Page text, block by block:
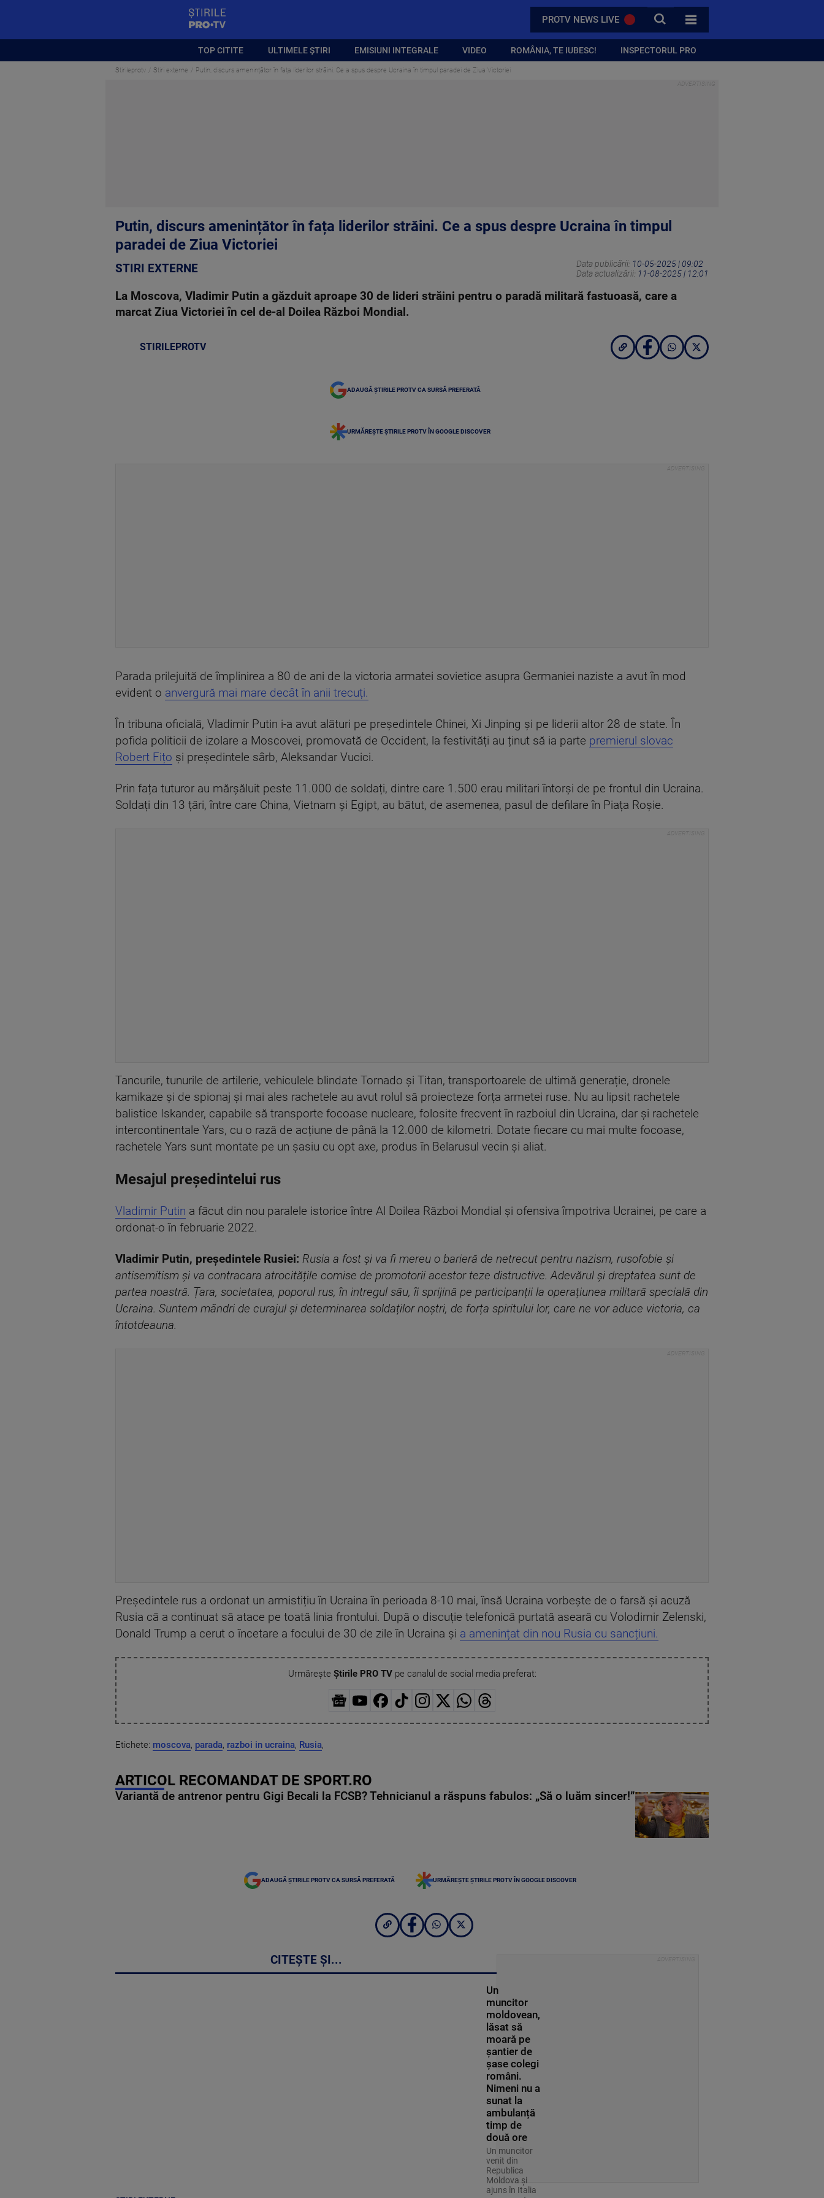
PROTV NEWS LIVE CAUTA
TOATE CATEGORIILE
TOP CITITE ULTIMELE ȘTIRI EMISIUNI INTEGRALE VIDEO ROMÂNIA, TE IUBESC! INSPECTORUL PRO
Stirileprotv Stiri externe Putin, discurs amenințător în fața liderilor străini. Ce a spus despre Ucraina în timpul paradei de Ziua Victoriei
Putin, discurs amenințător în fața liderilor străini. Ce a spus despre Ucraina în timpul
paradei de Ziua Victoriei
STIRI EXTERNE Data publicării: 10-05-2025 | 09:02
Data actualizării: 11-08-2025 | 12:01
La Moscova, Vladimir Putin a găzduit aproape 30 de lideri străini pentru o paradă militară fastuoasă, care a
marcat Ziua Victoriei în cel de-al Doilea Război Mondial.
STIRILEPROTV
ADAUGĂ ȘTIRILE PROTV CA SURSĂ PREFERATĂ
URMĂREȘTE ȘTIRILE PROTV ÎN GOOGLE DISCOVER
Parada prilejuită de împlinirea a 80 de ani de la victoria armatei sovietice asupra Germaniei naziste a avut în mod
evident o anvergură mai mare decât în anii trecuți.
În tribuna oficială, Vladimir Putin i-a avut alături pe președintele Chinei, Xi Jinping și pe liderii altor 28 de state. În
pofida politicii de izolare a Moscovei, promovată de Occident, la festivități au ținut să ia parte premierul slovac
Robert Fițo și președintele sârb, Aleksandar Vucici.
Prin fața tuturor au mărșăluit peste 11.000 de soldați, dintre care 1.500 erau militari întorși de pe frontul din Ucraina.
Soldați din 13 țări, între care China, Vietnam și Egipt, au bătut, de asemenea, pasul de defilare în Piața Roșie.
Tancurile, tunurile de artilerie, vehiculele blindate Tornado și Titan, transportoarele de ultimă generație, dronele
kamikaze și de spionaj și mai ales rachetele au avut rolul să proiecteze forța armetei ruse. Nu au lipsit rachetele
balistice Iskander, capabile să transporte focoase nucleare, folosite frecvent în razboiul din Ucraina, dar și rachetele
intercontinentale Yars, cu o rază de acțiune de până la 12.000 de kilometri. Dotate fiecare cu mai multe focoase,
rachetele Yars sunt montate pe un șasiu cu opt axe, produs în Belarusul vecin și aliat.
Mesajul președintelui rus
Vladimir Putin a făcut din nou paralele istorice între Al Doilea Război Mondial și ofensiva împotriva Ucrainei, pe care a
ordonat-o în februarie 2022.
Vladimir Putin, președintele Rusiei: Rusia a fost și va fi mereu o barieră de netrecut pentru nazism, rusofobie și
antisemitism și va contracara atrocitățile comise de promotorii acestor teze distructive. Adevărul și dreptatea sunt de
partea noastră. Țara, societatea, poporul rus, în intregul său, îi sprijină pe participanții la operațiunea militară specială din
Ucraina. Suntem mândri de curajul și determinarea soldaților noștri, de forța spiritului lor, care ne vor aduce victoria, ca
întotdeauna.
Președintele rus a ordonat un armistițiu în Ucraina în perioada 8-10 mai, însă Ucraina vorbește de o farsă și acuză
Rusia că a continuat să atace pe toată linia frontului. După o discuție telefonică purtată aseară cu Volodimir Zelenski,
Donald Trump a cerut o încetare a focului de 30 de zile în Ucraina și a amenințat din nou Rusia cu sancțiuni.
Urmărește Știrile PRO TVpe canalul de social media preferat:
Etichete: moscova, parada, razboi in ucraina, Rusia,
ARTICOL RECOMANDAT DE SPORT.RO
Variantă de antrenor pentru Gigi Becali la FCSB? Tehnicianul a răspuns fabulos: „Să o luăm sincer!”
ADAUGĂ ȘTIRILE PROTV CA SURSĂ PREFERATĂ URMĂREȘTE ȘTIRILE PROTV ÎN GOOGLE DISCOVER
CITEȘTE ȘI...
Un
muncitor
moldovean,
lăsat să
moară pe
șantier de
șase colegi
români.
Nimeni nu a
sunat la
ambulanță
timp de
două ore
Un muncitor
venit din
Republica
Moldova și
ajuns în Italia